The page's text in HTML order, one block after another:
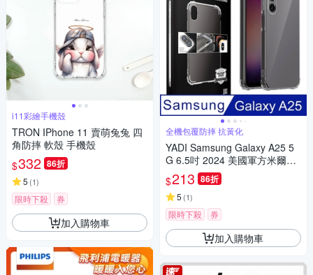
i11彩繪手機殼
TRON IPhone 11 賣萌兔兔 四
角防摔 軟殼 手機殼
$332 86折
5 (1)
限時下殺 券
加入購物車
全機包覆防摔 抗黃化
YADI Samsung Galaxy A25 5
G 6.5吋 2024 美國軍方米爾標
準測試認證軍規手機空壓殼 透
明
$213 86折
5 (1)
限時下殺 券
加入購物車